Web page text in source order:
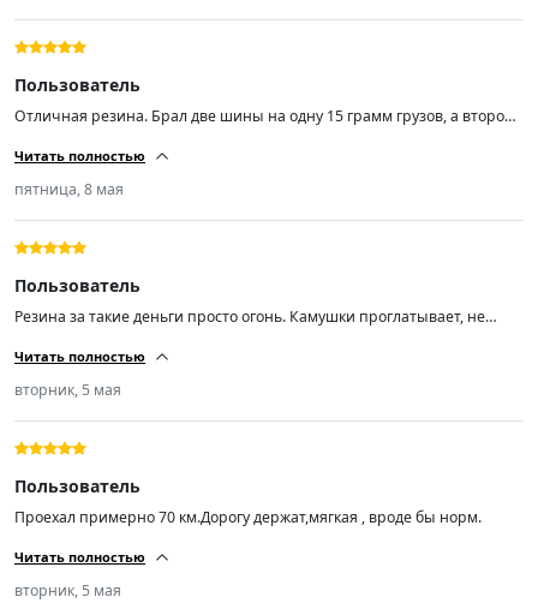
Пользователь
Отличная резина. Брал две шины на одну 15 грамм грузов, а второй
Читать полностью
пятница, 8 мая
Пользователь
Резина за такие деньги просто огонь. Камушки проглатывает, не
самое главное лучше нашей раз в 100.
Читать полностью
вторник, 5 мая
Пользователь
Проехал примерно 70 км.Дорогу держат,мягкая , вроде бы норм.
Читать полностью
вторник, 5 мая